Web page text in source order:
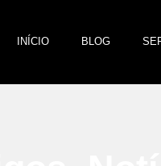
INÍCIO BLOG